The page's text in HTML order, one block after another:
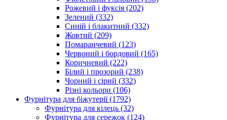
Рожевий і фуксія (202)
Зелений (332)
Синій і блакитний (332)
Жовтий (209)
Помаранчевий (123)
Червоний і бордовий (165)
Коричневий (222)
Білий і прозорий (238)
Чорний і сірий (332)
Різні кольори (106)
Фурнітура для біжутерії(1792)
Фурнітура для кілець (32)
Фурнітура для сережок (124)